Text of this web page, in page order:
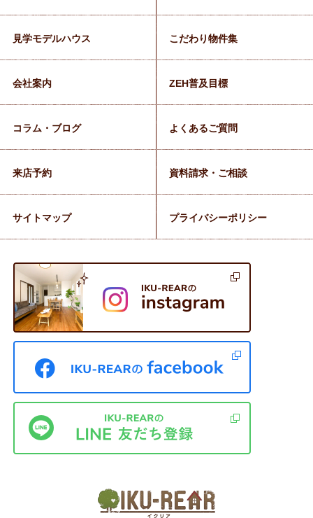
見学モデルハウス こだわり物件集
会社案内 ZEH普及目標
コラム・ブログ よくあるご質問
来店予約 資料請求・ご相談
サイトマップ プライバシーポリシー